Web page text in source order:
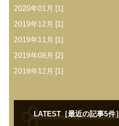
2020年01月 [1]
2019年12月 [1]
2019年11月 [1]
2019年08月 [2]
2018年12月 [1]
LATEST［最近の記事5件］